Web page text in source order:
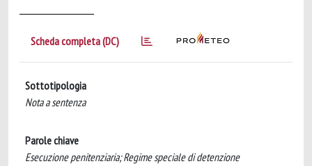
Scheda completa (DC)
Sottotipologia
Nota a sentenza
Parole chiave
Esecuzione penitenziaria; Regime speciale di detenzione